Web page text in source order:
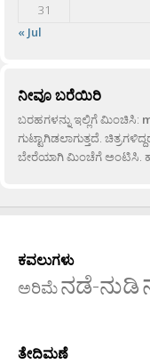
31
« Jul
ನೀವೂ ಬರೆಯಿರಿ
ಬರಹಗಳನ್ನು ಇಲ್ಲಿಗೆ ಮಿಂಚಿಸಿ:
ಗುಟ್ಟಾಗಿಡಲಾಗುತ್ತದೆ.
ಬೇರೆಯಾಗಿ ಮಿಂಚೆಗೆ ಅಂಟಿಸಿ.
ಕವಲುಗಳು
ಅರಿಮೆನಡೆ-ನುಡಿ
ತೇದಿಮಣೆ